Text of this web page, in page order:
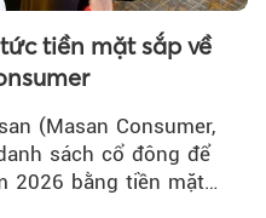
tiền mặt sắp về
(Masan Consumer,
sách cổ đông để
2026 bằng tiền mặt